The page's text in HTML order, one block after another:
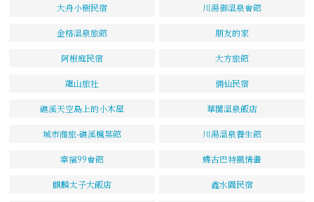
大舟小樹民宿 川湯御溫泉會館
金格溫泉旅館 朋友的家
阿根庭民宿 大方旅館
龍山旅社 倆仙民宿
礁溪天空島上的小木屋 華閣溫泉飯店
城市商旅-礁溪楓葉館 川湯溫泉養生館
幸福99會館 蝶古巴特風情畫
麒麟太子大飯店 鑫水園民宿